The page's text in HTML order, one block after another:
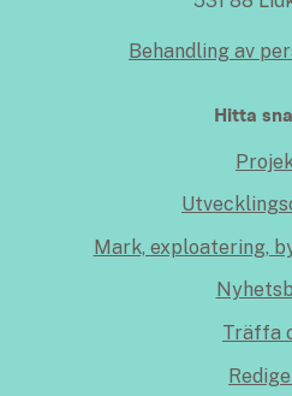
Behandling av
Hitta
Mark, exploatering,
Träffa